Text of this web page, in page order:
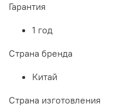
Гарантия
1 год
Страна бренда
Китай
Страна изготовления